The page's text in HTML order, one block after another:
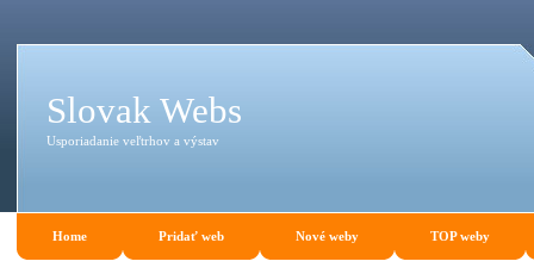
Slovak Webs
Usporiadanie veľtrhov a výstav
Home Pridať web Nové weby TOP weby